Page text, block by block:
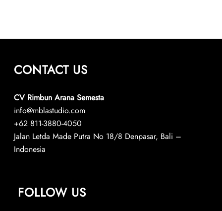
CONTACT US
CV Rimbun Arana Semesta
info@mblastudio.com
+62 811-3880-4050
Jalan Letda Made Putra No 18/8 Denpasar, Bali –
Indonesia
FOLLOW US